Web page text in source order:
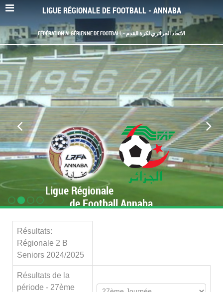
LIGUE RÉGIONALE DE FOOTBALL - ANNABA
FÉDÉRATION ALGÉRIENNE DE FOOTBALL - الاتحاد الجزائري لكرة القدم
Ligue Régionale
de Football Annaba
Résultats:
Régionale 2 B
Seniors 2024/2025
Résultats de la
période - 27ème